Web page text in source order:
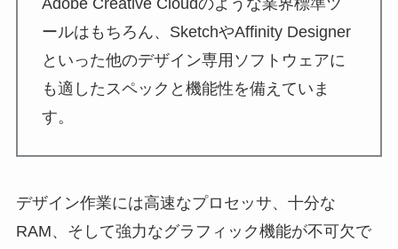
Adobe Creative Cloudのような業界標準ツ
ールはもちろん、SketchやAffinity Designer
といった他のデザイン専用ソフトウェアに
も適したスペックと機能性を備えていま
す。
デザイン作業には高速なプロセッサ、十分な
RAM、そして強力なグラフィック機能が不可欠で